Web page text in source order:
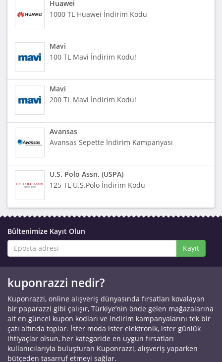
Huawei
1000 TL Huawei İndirim Kodu
Mavi
100 TL Mavi İndirim Kodu!
Mavi
200 TL Mavi İndirim Kodu!
Avansas
Avansas Sepette İndirim Kampanyası
U.S. Polo Assn. (USPA)
125 TL U.S.Polo İndirim Kodu
Bültenimize Kayıt Olun
Kayıt
kuponrazzi nedir?
Kuponrazzi, online alışveriş dünyasında fırsatları kovalayan
bir paparazzi gibi çalışır, Türkiye’nin önde gelen mağazalarına
ait en güncel kupon kodları ve indirim kampanyalarını tek bir
çatı altında toplar. İster moda ister elektronik, ister günlük
ihtiyaçlar olsun, her kategoride en uygun fırsatları
kullanıcılarıyla buluşturan Kuponrazzi, alışveriş yaparken
bütçeden tasarruf etmeyi sağlar.